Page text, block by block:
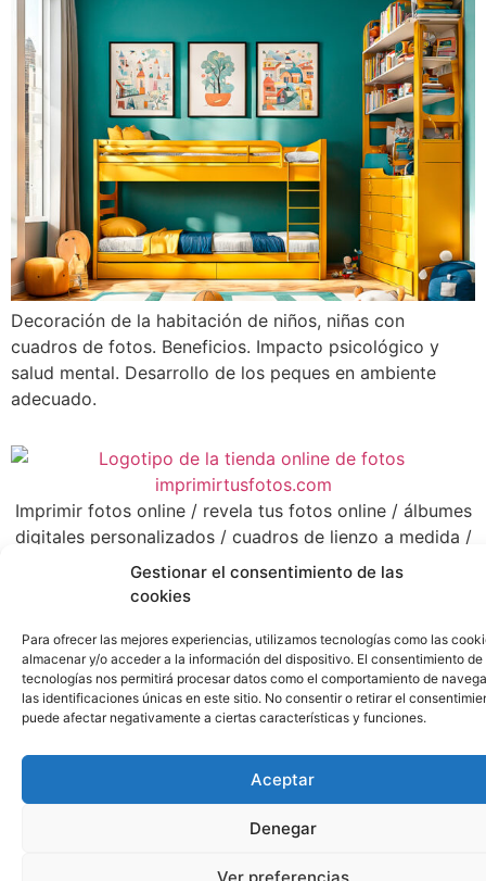
Gestionar el consentimiento de las
cookies
Para ofrecer las mejores experiencias, utilizamos tecnologías como las
almacenar y/o acceder a la información del dispositivo. El consentimiento de
tecnologías nos permitirá procesar datos como el comportamiento de
las identificaciones únicas en este sitio. No consentir o retirar el
puede afectar negativamente a ciertas características y funciones.
Aceptar
Denegar
Ver preferencias
Decoración de la habitación de niños, niñas con
cuadros de fotos. Beneficios. Impacto psicológico y
salud mental. Desarrollo de los peques en ambiente
adecuado.
Imprimir fotos online / revela tus fotos online / álbumes
digitales personalizados / cuadros de lienzo a medida /
¡SUBE, EDITA E IMPRIME TUS FOTOS desde tu móvil,
tableta, ordenador o sitio. / Fácil / Cómodo / Rápido /
Todos los derechos reservados